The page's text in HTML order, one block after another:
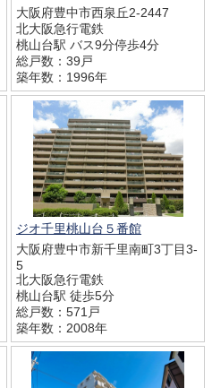
大阪府豊中市西泉丘2-2447
北大阪急行電鉄
桃山台駅 バス9分停歩4分
総戸数：39戸
築年数：1996年
ジオ千里桃山台５番館
大阪府豊中市新千里南町3丁目3-
5
北大阪急行電鉄
桃山台駅 徒歩5分
総戸数：571戸
築年数：2008年